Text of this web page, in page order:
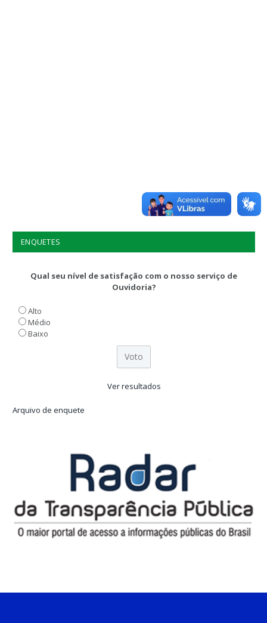
ENQUETES
Qual seu nível de satisfação com o nosso serviço de
Ouvidoria?
Alto
Médio
Baixo
Ver resultados
Arquivo de enquete